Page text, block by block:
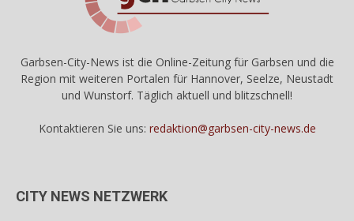
Garbsen-City-News ist die Online-Zeitung für Garbsen und die
Region mit weiteren Portalen für Hannover, Seelze, Neustadt
und Wunstorf. Täglich aktuell und blitzschnell!
Kontaktieren Sie uns: redaktion@garbsen-city-news.de
CITY NEWS NETZWERK